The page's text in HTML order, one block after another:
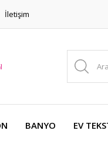
İletişim
BANYO EV